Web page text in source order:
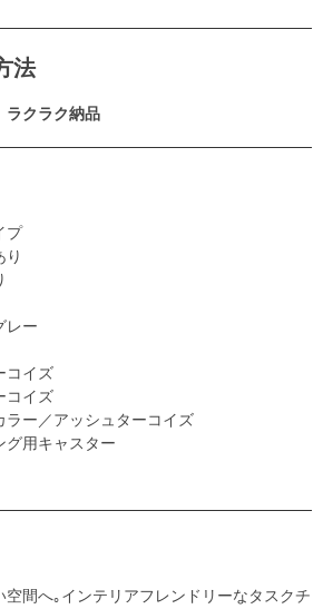
法
クラク納品
プ
り
レー
コイズ
コイズ
ラー／アッシュターコイズ
グ用キャスター
間へ｡インテリアフレンドリーなタスクチ